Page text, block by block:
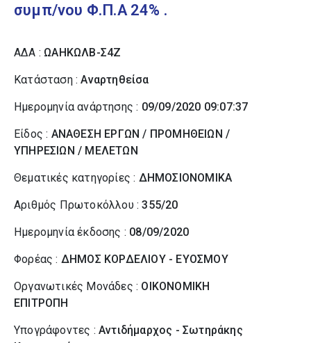
συμπ/νου Φ.Π.Α 24% .
ΑΔΑ : ΩΑΗΚΩΛΒ-Σ4Ζ
Κατάσταση :Αναρτηθείσα
Ημερομηνία ανάρτησης : 09/09/2020 09:07:37
Είδος : ΑΝΑΘΕΣΗ ΕΡΓΩΝ / ΠΡΟΜΗΘΕΙΩΝ /
ΥΠΗΡΕΣΙΩΝ / ΜΕΛΕΤΩΝ
Θεματικές κατηγορίες : ΔΗΜΟΣΙΟΝΟΜΙΚΑ
Αριθμός Πρωτοκόλλου :355/20
Ημερομηνία έκδοσης : 08/09/2020
Φορέας : ΔΗΜΟΣ ΚΟΡΔΕΛΙΟΥ - ΕΥΟΣΜΟΥ
Οργανωτικές Μονάδες : ΟΙΚΟΝΟΜΙΚΗ
ΕΠΙΤΡΟΠΗ
Υπογράφοντες : Αντιδήμαρχος - Σωτηράκης